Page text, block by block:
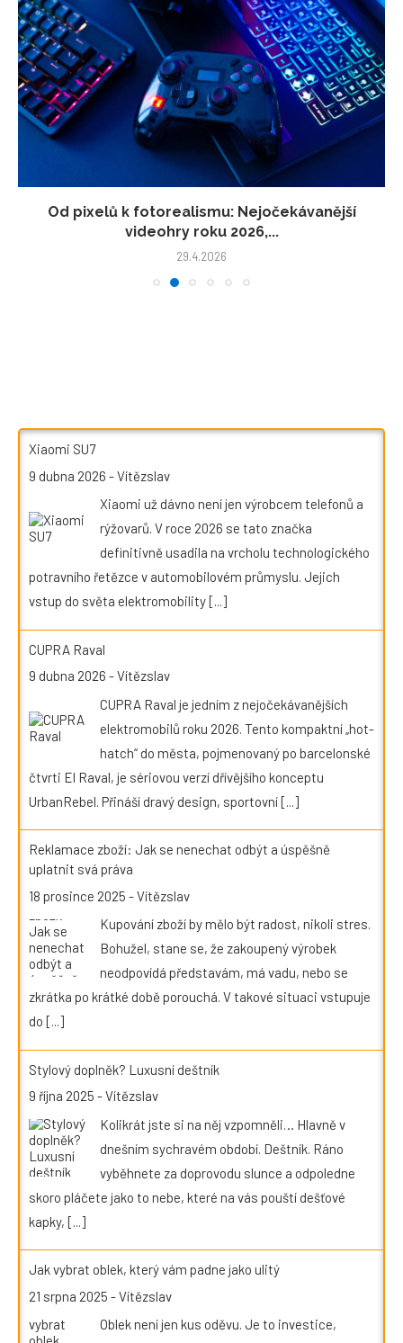
Od pixelů k fotorealismu: Nejočekávanější
videohry roku 2026,...
29.4.2026
Xiaomi SU7
9 dubna 2026 -Vítězslav
Xiaomi už dávno není jen výrobcem telefonů a
rýžovarů. V roce 2026 se tato značka
definitivně usadila na vrcholu technologického
potravního řetězce v automobilovém průmyslu. Jejich
vstup do světa elektromobility[...]
CUPRA Raval
9 dubna 2026 -Vítězslav
CUPRA Raval je jedním z nejočekávanějších
elektromobilů roku 2026. Tento kompaktní „hot-
hatch“ do města, pojmenovaný po barcelonské
čtvrti El Raval, je sériovou verzí dřívějšího konceptu
UrbanRebel. Přináší dravý design, sportovní[...]
Reklamace zboží: Jak se nenechat odbýt a úspěšně
uplatnit svá práva
18 prosince 2025 -Vítězslav
Kupování zboží by mělo být radost, nikoli stres.
Bohužel, stane se, že zakoupený výrobek
neodpovídá představám, má vadu, nebo se
zkrátka po krátké době porouchá. V takové situaci vstupuje
do [...]
Stylový doplněk? Luxusní deštník
9 října 2025 -Vítězslav
Kolikrát jste si na něj vzpomněli… Hlavně v
dnešním sychravém období. Deštník. Ráno
vyběhnete za doprovodu slunce a odpoledne
skoro pláčete jako to nebe, které na vás pouští dešťové
kapky, [...]
Jak vybrat oblek, který vám padne jako ulitý
21 srpna 2025 -Vítězslav
Oblek není jen kus oděvu. Je to investice,